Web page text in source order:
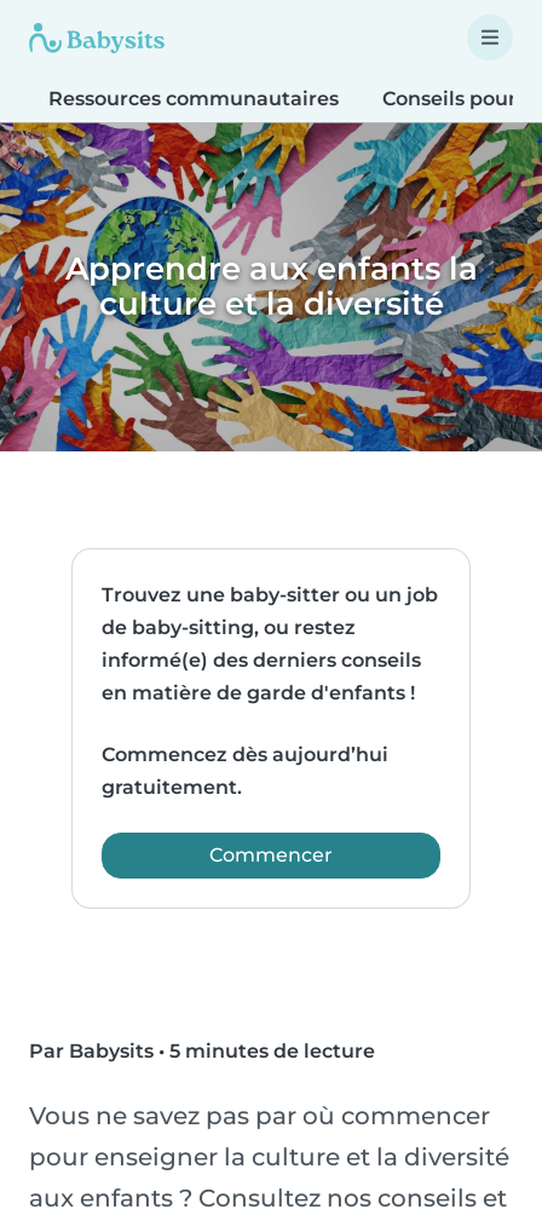
Ressources communautaires Conseils pour
Apprendre aux enfants la
culture et la diversité
Trouvez une baby-sitter ou un job
de baby-sitting, ou restez
informé(e) des derniers conseils
en matière de garde d'enfants !
Commencez dès aujourd’hui
gratuitement.
Commencer
Par Babysits • 5 minutes de lecture
Vous ne savez pas par où commencer
pour enseigner la culture et la diversité
aux enfants ? Consultez nos conseils et